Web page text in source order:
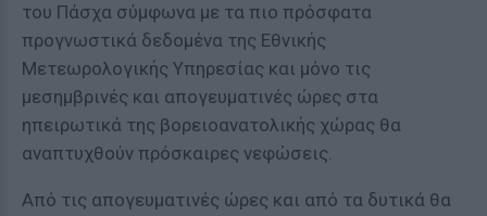
του Πάσχα σύμφωνα με τα πιο πρόσφατα
προγνωστικά δεδομένα της Εθνικής
Μετεωρολογικής Υπηρεσίας και μόνο τις
μεσημβρινές και απογευματινές ώρες στα
ηπειρωτικά της βορειοανατολικής χώρας θα
αναπτυχθούν πρόσκαιρες νεφώσεις.
Από τις απογευματινές ώρες και από τα δυτικά θα